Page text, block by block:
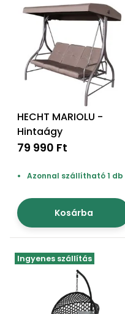
HECHT MARIOLU -
Hintaágy
79 990 Ft
Azonnal szállítható 1 db
Kosárba
Ingyenes szállítás